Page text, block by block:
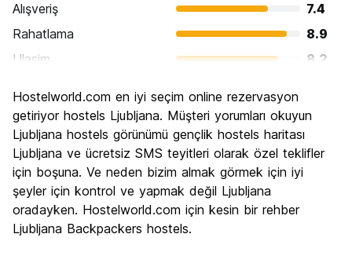
Alışveriş
7.4
Rahatlama
8.9
Ulasim
8.2
Kültür
8.6
Gece hayatı
Ekonomik
8.4
Hostelworld.com en iyi seçim online rezervasyon
getiriyor hostels Ljubljana. Müşteri yorumları okuyun
Ljubljana hostels görünümü gençlik hostels haritası
Ljubljana ve ücretsiz SMS teyitleri olarak özel teklifler
için boşuna. Ve neden bizim almak görmek için iyi
şeyler için kontrol ve yapmak değil Ljubljana
oradayken. Hostelworld.com için kesin bir rehber
Ljubljana Backpackers hostels.